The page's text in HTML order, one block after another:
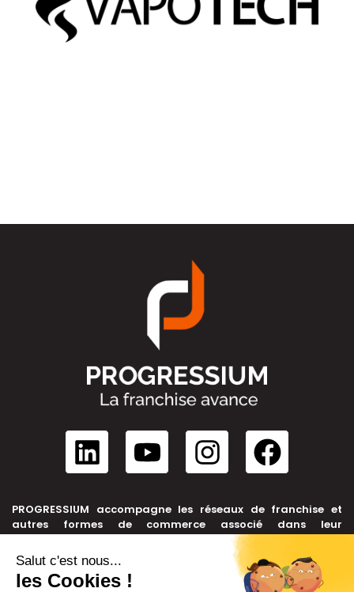
PROGRESSIUM accompagne les réseaux de franchise et
autres formes de commerce associé dans leur
développement, depuis leur création jusqu’à leur cession.